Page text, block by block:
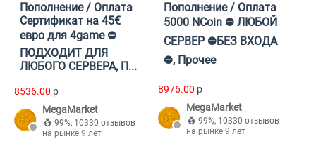
Пополнение / Оплата
Сертификат на 45€
евро для 4game ⛔
ПОДХОДИТ ДЛЯ
ЛЮБОГО СЕРВЕРА, П...
8536.00 p
MegaMarket
99%, 10330 отзывов
на рынке 9 лет
Пополнение / Оплата
5000 NCoin ⛔ ЛЮБОЙ
СЕРВЕР ⛔БЕЗ ВХОДА
⛔, Прочее
8976.00 p
MegaMarket
99%, 10330 отзывов
на рынке 9 лет